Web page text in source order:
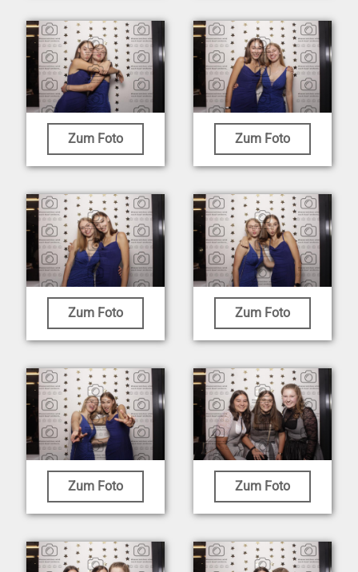
Zum Foto Zum Foto
Zum Foto Zum Foto
Zum Foto Zum Foto